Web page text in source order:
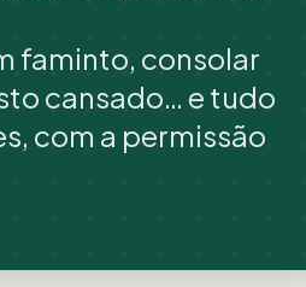
faminto, consolar
cansado… e tudo
com a permissão